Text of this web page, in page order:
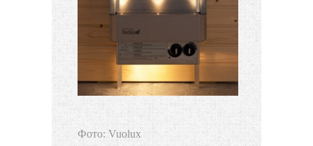
Фото: Vuolux